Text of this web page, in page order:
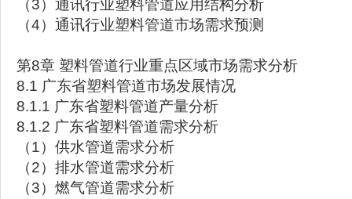
（3）通讯行业塑料管道应用结构分析
（4）通讯行业塑料管道市场需求预测
第8章 塑料管道行业重点区域市场需求分析
8.1 广东省塑料管道市场发展情况
8.1.1 广东省塑料管道产量分析
8.1.2 广东省塑料管道需求分析
（1）供水管道需求分析
（2）排水管道需求分析
（3）燃气管道需求分析